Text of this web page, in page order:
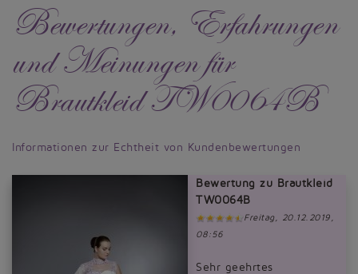
Bewertungen, Erfahrungen
und Meinungen für
Brautkleid TW0064B
Informationen zur Echtheit von Kundenbewertungen
Bewertung zu Brautkleid
TW0064B
Freitag, 20.12.2019,
08:56
Sehr geehrtes